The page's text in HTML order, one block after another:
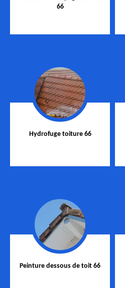
66
Hydrofuge toiture 66
Peinture dessous de toit 66